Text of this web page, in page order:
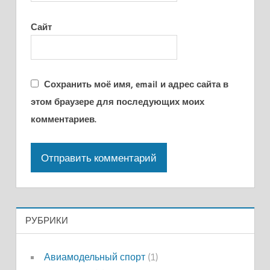
Сайт
Сохранить моё имя, email и адрес сайта в
этом браузере для последующих моих
комментариев.
РУБРИКИ
Авиамодельный спорт(1)